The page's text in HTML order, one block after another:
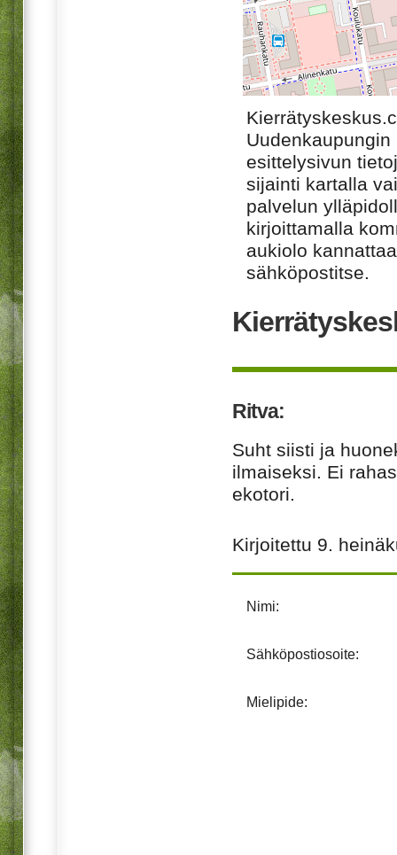
esittelysivun
sijainti kartalla
palvelun
kirjoittamalla
aukiolo
sähköpostitse.
Ritva:
Suht siisti ja
ilmaiseksi. Ei
ekotori.
Kirjoitettu 9.
Nimi:
Sähköpostiosoite:
Mielipide: